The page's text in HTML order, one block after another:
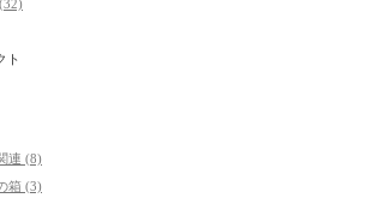
ト
連 (8)
箱 (3)